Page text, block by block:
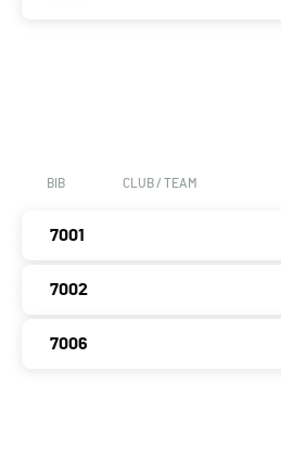
BIB CLUB / TEAM
7001
7002
7006